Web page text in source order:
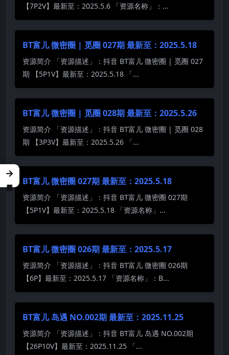
【7P2V】最新至：2025.5.6 「资源名称」：...
BT富儿 微密圈 | 觅圈 027期 最新至：2025.5.18
资源简介 「资源描述」：抖音 BT富儿 微密圈 | 觅圈 027
期 【5P1V】最新至：2025.5.18 「...
BT富儿 微密圈 | 觅圈 028期 最新至：2025.5.26
资源简介 「资源描述」：抖音 BT富儿 微密圈 | 觅圈 028
期 【3P3V】最新至：2025.5.26 「...
BT富儿 微密圈 027期 最新至：2025.5.18
资源简介 「资源描述」：抖音 BT富儿 微密圈 027期
【5P1V】最新至：2025.5.18 「资源名称」...
BT富儿 微密圈 026期 最新至：2025.5.17
资源简介 「资源描述」：抖音 BT富儿 微密圈 026期
【6P】最新至：2025.5.17 「资源名称」：B...
BT富儿 岛遇 NO.002期 最新至：2025.11.25
资源简介 「资源描述」：抖音 BT富儿 岛遇 NO.002期
【26P10V】最新至：2025.11.25 「...
→